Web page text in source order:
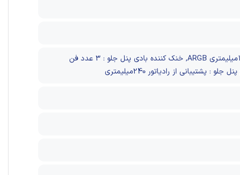
خنک کننده بادی پنل بالا : 2 عدد فن 120میلیمتری ARGB, خنک کننده بادی پنل پشت : 1 عدد فن 120میلیمتری ARGB, خنک کننده بادی پنل جلو : 3 عدد فن